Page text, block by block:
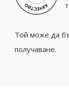
Той може да
получаване.